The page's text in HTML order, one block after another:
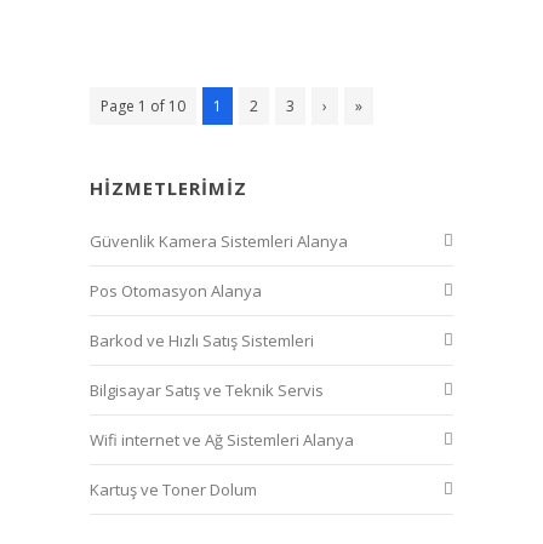
Page 1 of 10 1 2 3 › »
HIZMETLERIMIZ
Güvenlik Kamera Sistemleri Alanya
Pos Otomasyon Alanya
Barkod ve Hızlı Satış Sistemleri
Bilgisayar Satış ve Teknik Servis
Wifi internet ve Ağ Sistemleri Alanya
Kartuş ve Toner Dolum